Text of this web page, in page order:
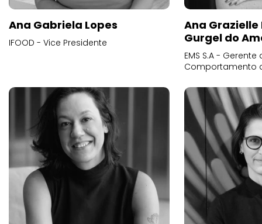
Ana Gabriela Lopes
IFOOD - Vice Presidente
Ana
Gurgel do
EMS S.A -
Comportamento